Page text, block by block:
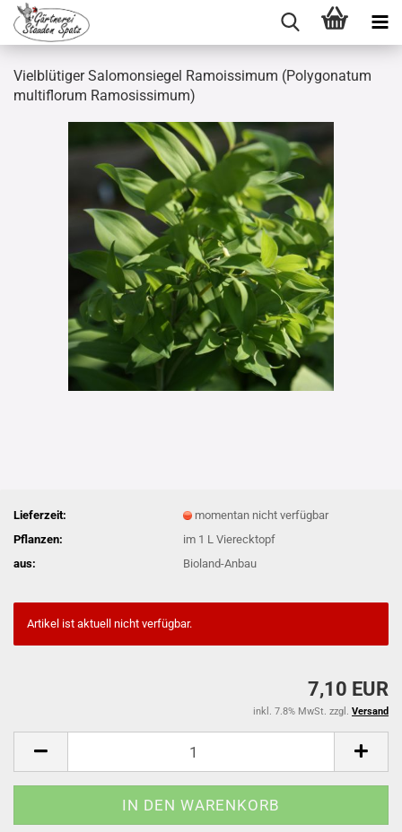
Vielblütiger Salomonsiegel Ramoissimum (Polygonatum
multiflorum Ramosissimum)
Lieferzeit:
momentan nicht verfügbar
Pflanzen:
im 1 L Vierecktopf
aus:
Bioland-Anbau
Artikel ist aktuell nicht verfügbar.
7,10 EUR
inkl. 7.8% MwSt. zzgl. Versand